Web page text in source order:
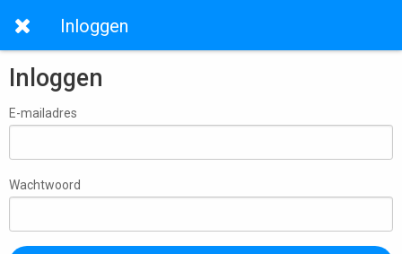
Inloggen
Inloggen
E-mailadres
Wachtwoord